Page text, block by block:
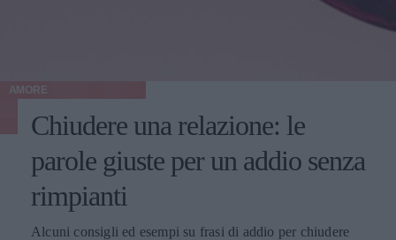
AMORE
Chiudere una relazione: le
parole giuste per un addio senza
rimpianti
Alcuni consigli ed esempi su frasi di addio per chiudere